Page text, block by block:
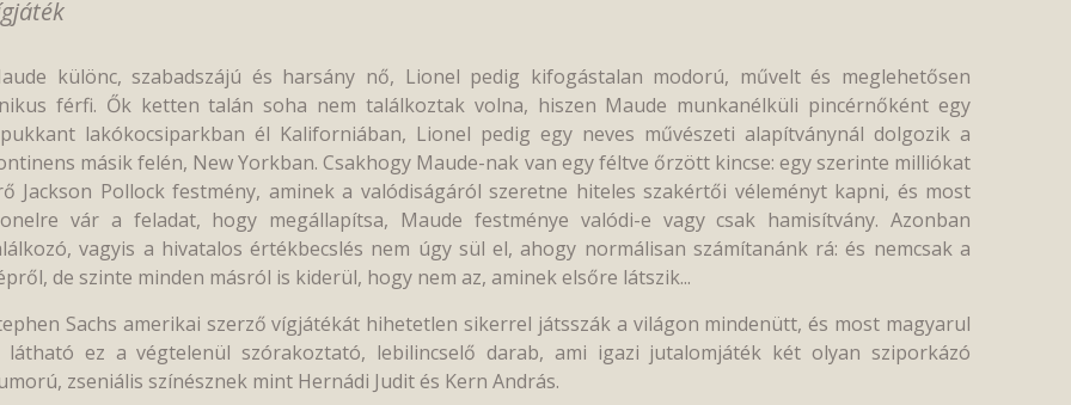
különc, szabadszájú és harsány nő, Lionel pedig kifogástalan modorú, művelt és meglehetősen
férfi. Ők ketten talán soha nem találkoztak volna, hiszen Maude munkanélküli pincérnőként egy
lakókocsiparkban él Kaliforniában, Lionel pedig egy neves művészeti alapítványnál dolgozik a
másik felén, New Yorkban. Csakhogy Maude-nak van egy féltve őrzött kincse: egy szerinte milliókat
Jackson Pollock festmény, aminek a valódiságáról szeretne hiteles szakértői véleményt kapni, és most
vár a feladat, hogy megállapítsa, Maude festménye valódi-e vagy csak hamisítvány. Azonban
vagyis a hivatalos értékbecslés nem úgy sül el, ahogy normálisan számítanánk rá: és nemcsak a
de szinte minden másról is kiderül, hogy nem az, aminek elsőre látszik...
Sachs amerikai szerző vígjátékát hihetetlen sikerrel játsszák a világon mindenütt, és most magyarul
látható ez a végtelenül szórakoztató, lebilincselő darab, ami igazi jutalomjáték két olyan sziporkázó
zseniális színésznek mint Hernádi Judit és Kern András.